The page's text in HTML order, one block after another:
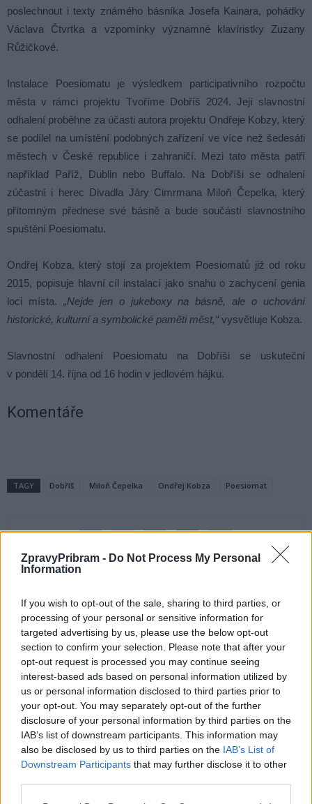
ZpravyPribram - Do Not Process My Personal
Information
If you wish to opt-out of the sale, sharing to third parties, or
processing of your personal or sensitive information for
targeted advertising by us, please use the below opt-out
section to confirm your selection. Please note that after your
opt-out request is processed you may continue seeing
interest-based ads based on personal information utilized by
us or personal information disclosed to third parties prior to
your opt-out. You may separately opt-out of the further
disclosure of your personal information by third parties on the
IAB’s list of downstream participants. This information may
also be disclosed by us to third parties on the IAB’s List of
Downstream Participants that may further disclose it to other
poslechnout i texty známého básníka Josefa Kainara, pohádky
Václava Čtvrtka a vzpomínky významné klavíristky Zuzany
Růžičkové.
Instalace Poesiomatu je výsledkem participativního rozpočtu
města v rámci projektu Tvoříme Dobříš 2024. Její slavnostní
odhalení proběhne za účasti autora projektu Ondřeje Kobzy, který
se podílel na umístění podobných zařízení ve více než šedesáti
městech v České republice i zahraničí. Mezi tato města patří
například Paříž, Dublin nebo Buffalo. Na Dobříši se odhalení
zúčastní i herec Divadla Járy Cimrmana Miloň Čepelka, který
přítomným přednese své básně a bude součástí slavnostního
spuštění Poesiomatu.
Ondřej Kobza, který stojí za projektem Poesiomatů již od roku
2015, popisuje hlavní cíl instalací jako snahu o zachycení genia
loci místa. „Nejde jen o jukeboxy na básně, ale o uchování
historické, kulturní a symbolické paměti měst,“ vysvětluje Kobza.
Slavnostní odhalení Poesiomatu na Dobříši se uskuteční
v pondělí 14. října od 16 hodin v jedlovém hájku.
Komentáře
TAGY Dobříš Miloň Čepelka Ondřej Kobza Poesiomat
Předchozí článek
Vojáci v Jincích provedli
hlukovou zkoušku na žádost
obyvatel
Následující článek
Rodiče často netuší, jaká
nebezpečí hrozí dětem na
internetu
SOUVISEJÍCÍ ČLÁNKY
VÍCE OD AUTORA
Festival hudby na zámku Dobříš sází na